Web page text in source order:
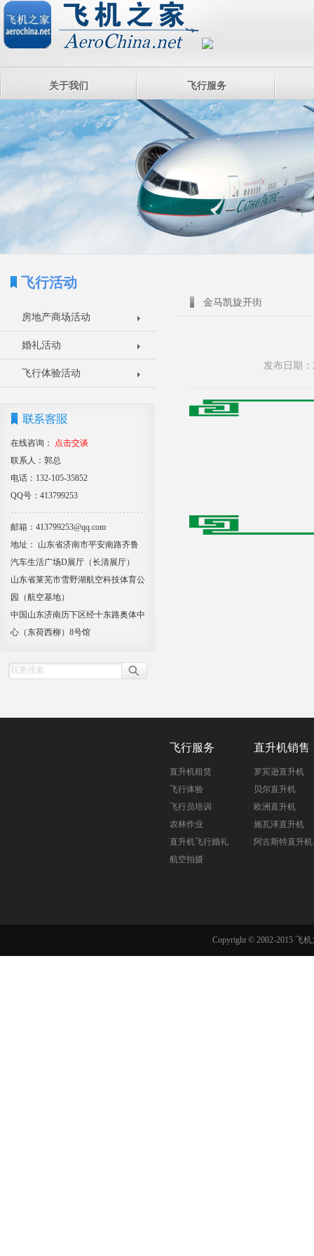
关于我们 飞行服务
飞行活动
房地产商场活动
婚礼活动
飞行体验活动
在线咨询：
点击交谈
联系人：郭总
电话：132-105-35852
QQ号：413799253
邮箱：413799253@qq.com
地址： 山东省济南市平安南路齐鲁
汽车生活广场D展厅（长清展厅）
山东省莱芜市雪野湖航空科技体育公
园（航空基地）
中国山东济南历下区经十东路奥体中
心（东荷西柳）8号馆
金马凯旋开街
发布日期
飞行服务
直升机租赁
飞行体验
飞行员培训
农林作业
直升机飞行婚礼
航空拍摄
直升机销售
罗宾逊直升机
贝尔直升机
欧洲直升机
施瓦泽直升机
阿古斯特直升机
Copyright © 2002-2015 飞